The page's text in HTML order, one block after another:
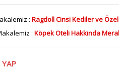
: Ragdoll Cinsi Kediler ve
: Köpek Oteli Hakkında